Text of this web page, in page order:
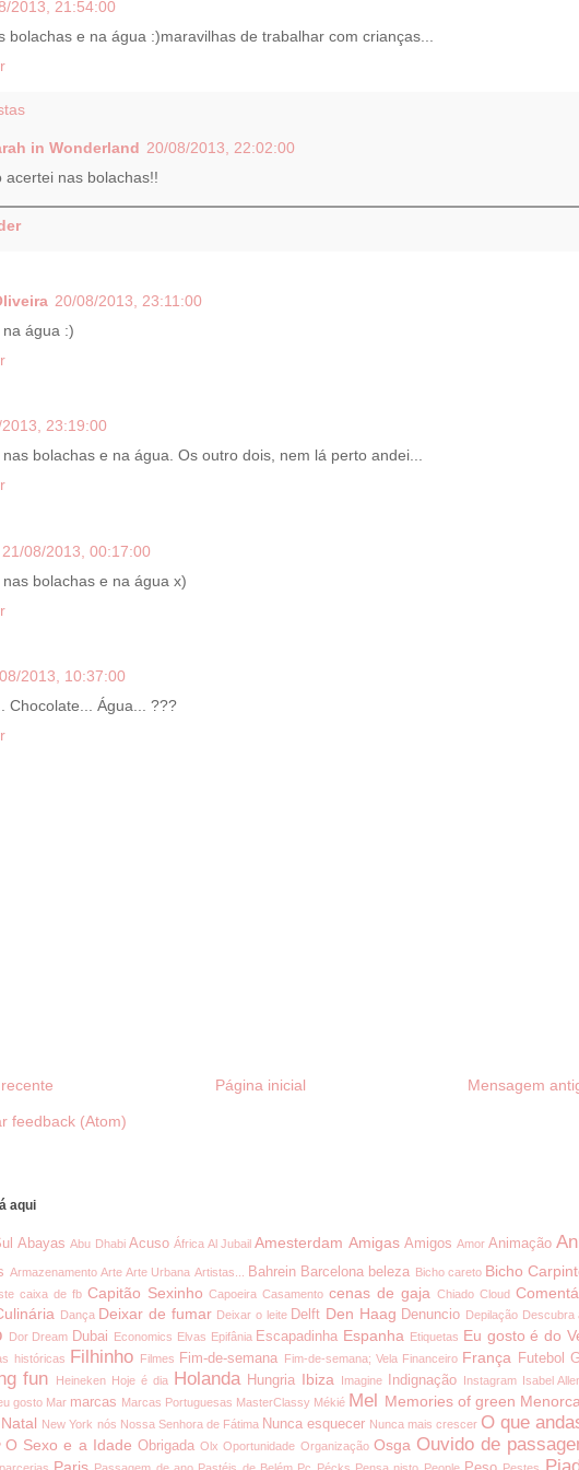
2013, 21:54:00
bolachas e na água :)maravilhas de trabalhar com crianças...
in Wonderland 20/08/2013, 22:02:00
acertei nas bolachas!!
20/08/2013, 23:11:00
água :)
23:19:00
bolachas e na água. Os outro dois, nem lá perto andei...
21/08/2013, 00:17:00
bolachas e na água x)
2013, 10:37:00
Chocolate... Água... ???
Mensagem
Página inicial
feedback (Atom)
aqui
Abayas Abu Dhabi Acuso África Al Jubail Amesterdam Amigas Amigos Amor Animação
Armazenamento Arte Arte Urbana Artistas... Bahrein Barcelona beleza Bicho careto Bicho
caixa de fb Capitão Sexinho Capoeira Casamento cenas de gaja Chiado Cloud
Dança Deixar de fumar Deixar o leite Delft Den Haag Denuncio Depilação Descubra
Dor Dream Dubai Economics Elvas Epifânia Escapadinha Espanha Etiquetas Eu gosto é do
históricas Filhinho Filmes Fim-de-semana Fim-de-semana; Vela Financeiro França Futebol
fun Heineken Hoje é dia Holanda Hungria Ibiza Imagine Indignação Instagram Isabel
gosto Mar marcas Marcas Portuguesas MasterClassy Mékié Mel Memories of green Menorca
Natal New York nós Nossa Senhora de Fátima Nunca esquecer Nunca mais crescer O que
O Sexo e a Idade Obrigada Olx Oportunidade Organização Osga Ouvido de